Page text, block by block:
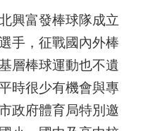
興富發棒球隊成立
手，征戰國內外棒
層棒球運動也不遺
時很少有機會與專
政府體育局特別邀